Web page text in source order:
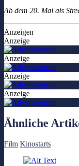
Ab dem 20. Mai als
Anzeigen
Anzeige
Anzeige
Anzeige
Anzeige
Ähnliche
Film Kinostarts